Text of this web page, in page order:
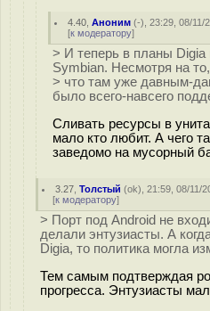
4.40 ,Аноним (-), 23:29, 08/11/
[к модератору]
> И теперь в планы Digia
Symbian. Несмотря на то,
> что там уже давным-
было всего-навсего
Сливать ресурсы в
мало кто любит. А чего
заведомо на мусорный
3.27 ,Толстый (ok), 21:59, 08/11/
[к модератору]
> Порт под Android не
делали энтузиасты. А
Digia, то политика могла
Тем самым подтверждая
прогресса. Энтузиасты